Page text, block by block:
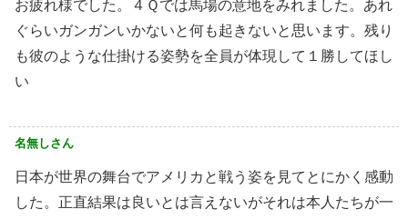
お疲れ様でした。４Ｑでは馬場の意地をみれました。あれ
ぐらいガンガンいかないと何も起きないと思います。残り
も彼のような仕掛ける姿勢を全員が体現して１勝してほし
い
名無しさん
日本が世界の舞台でアメリカと戦う姿を見てとにかく感動
した。正直結果は良いとは言えないがそれは本人たちが一